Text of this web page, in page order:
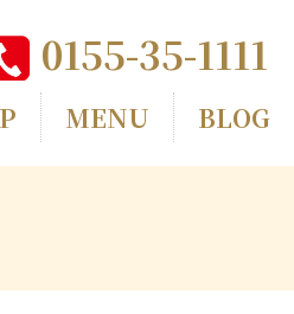
0155-35-1111
MENU BLOG